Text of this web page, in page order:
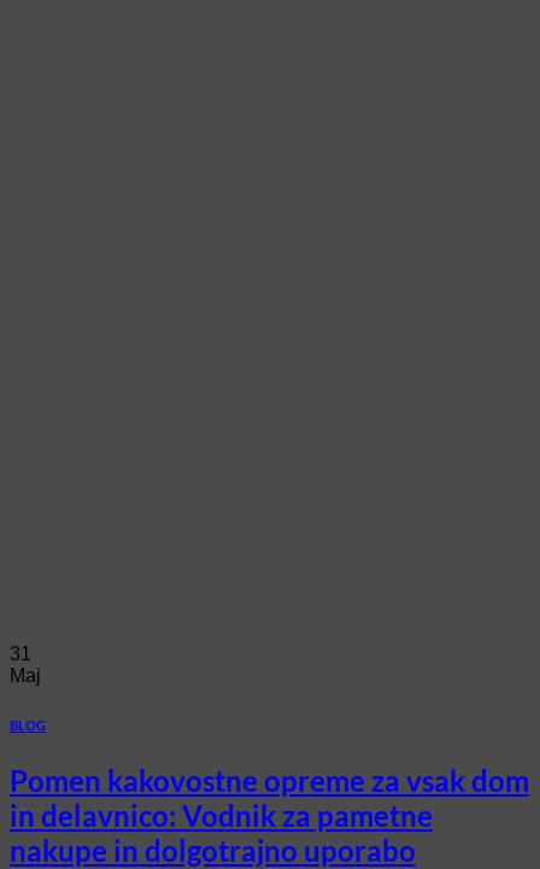
31
Maj
BLOG
Pomen kakovostne opreme za vsak dom
in delavnico: Vodnik za pametne
nakupe in dolgotrajno uporabo